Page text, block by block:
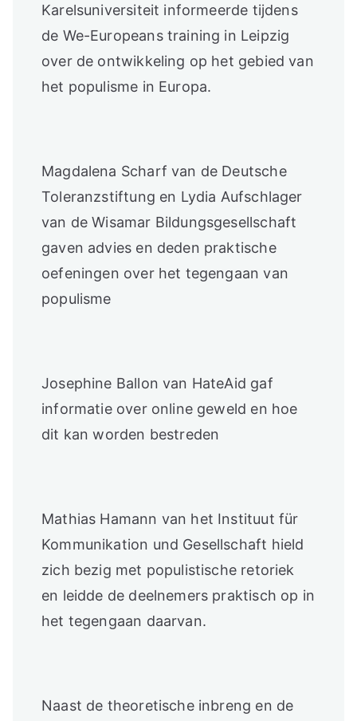
Karelsuniversiteit informeerde tijdens
de We-Europeans training in Leipzig
over de ontwikkeling op het gebied van
het populisme in Europa.
Magdalena Scharf van de Deutsche
Toleranzstiftung en Lydia Aufschlager
van de Wisamar Bildungsgesellschaft
gaven advies en deden praktische
oefeningen over het tegengaan van
populisme
Josephine Ballon van HateAid gaf
informatie over online geweld en hoe
dit kan worden bestreden
Mathias Hamann van het Instituut für
Kommunikation und Gesellschaft hield
zich bezig met populistische retoriek
en leidde de deelnemers praktisch op in
het tegengaan daarvan.
Naast de theoretische inbreng en de